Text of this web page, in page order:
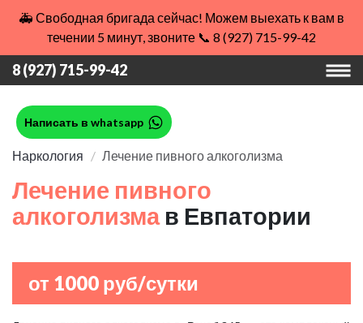
🚑 Свободная бригада сейчас! Можем выехать к вам в
течении 5 минут, звоните 📞 8 (927) 715-99-42
8 (927) 715-99-42
Написать в whatsapp
Наркология Лечение пивного алкоголизма
Лечение пивного
алкоголизма в Евпатории
от 1000 руб/сутки